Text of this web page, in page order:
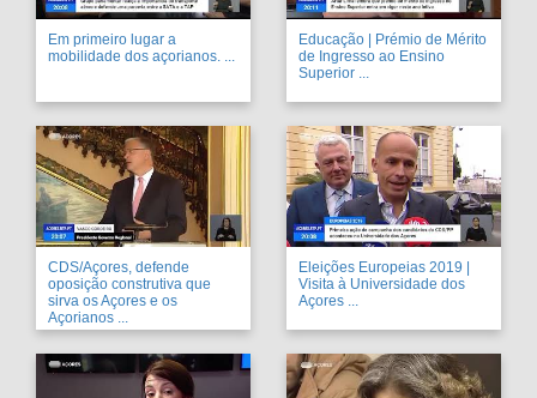
Em primeiro lugar a
mobilidade dos açorianos. ...
Educação | Prémio de Mérito
de Ingresso ao Ensino
Superior ...
CDS/Açores, defende
oposição construtiva que
sirva os Açores e os
Açorianos ...
Eleições Europeias 2019 |
Visita à Universidade dos
Açores ...